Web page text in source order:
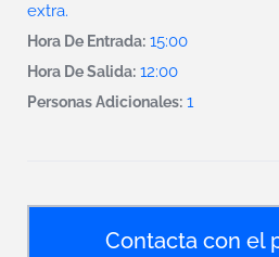
extra.
Hora De Entrada: 15:00
Hora De Salida: 12:00
Personas Adicionales: 1
Contacta con el